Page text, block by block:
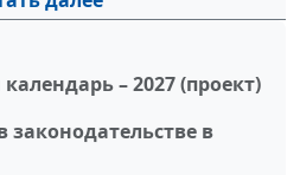
– 2027 (проект)
в